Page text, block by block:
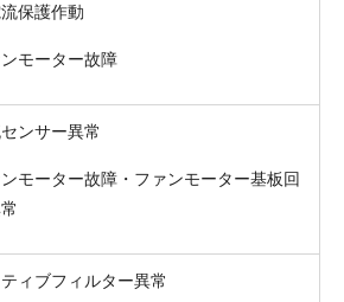
保護作動
モーター故障
ンサー異常
モーター故障・ファンモーター基板回
ィブフィルター異常